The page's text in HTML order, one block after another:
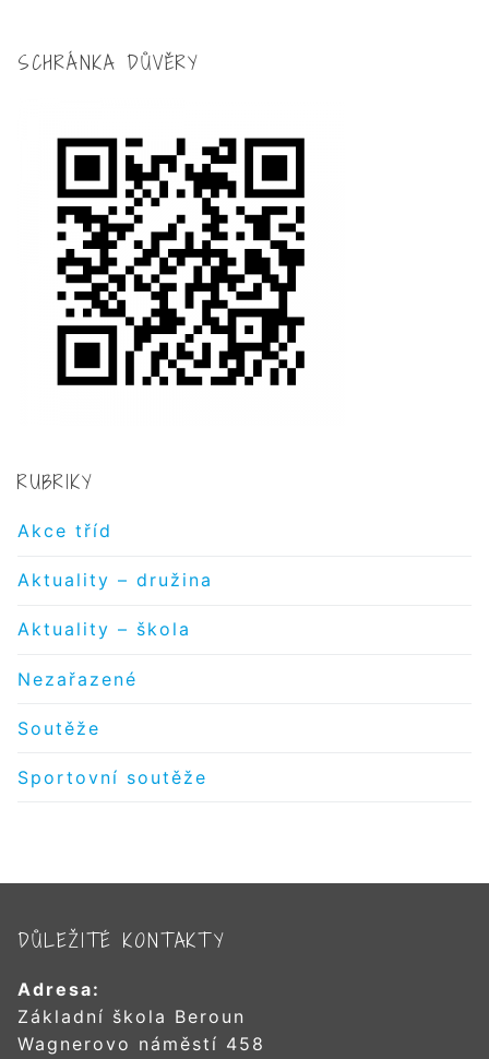
SCHRÁNKA DŮVĚRY
RUBRIKY
Akce tříd
Aktuality – družina
Aktuality – škola
Nezařazené
Soutěže
Sportovní soutěže
DŮLEŽITÉ KONTAKTY
Adresa:
Základní škola Beroun
Wagnerovo náměstí 458